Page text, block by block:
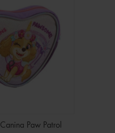
Paw Patrol